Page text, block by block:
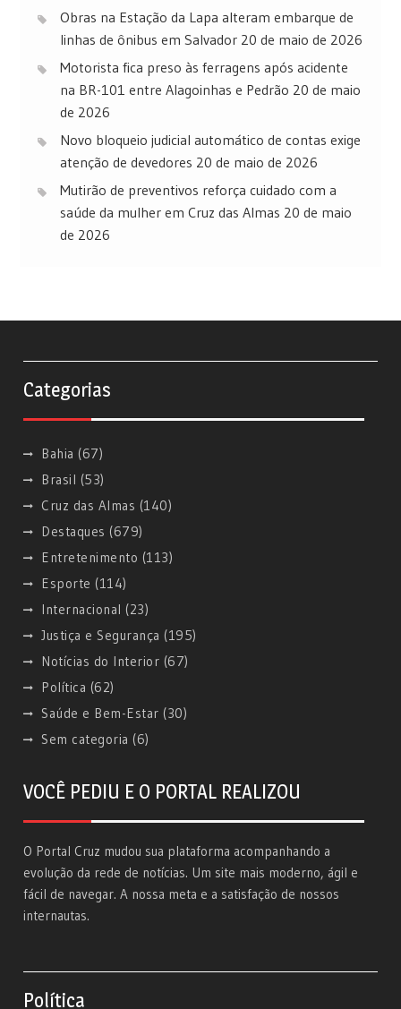
Obras na Estação da Lapa alteram embarque de
linhas de ônibus em Salvador 20 de maio de 2026
Motorista fica preso às ferragens após acidente
na BR-101 entre Alagoinhas e Pedrão 20 de maio
de 2026
Novo bloqueio judicial automático de contas exige
atenção de devedores 20 de maio de 2026
Mutirão de preventivos reforça cuidado com a
saúde da mulher em Cruz das Almas 20 de maio
de 2026
Categorias
Bahia (67)
Brasil (53)
Cruz das Almas (140)
Destaques (679)
Entretenimento (113)
Esporte (114)
Internacional (23)
Justiça e Segurança (195)
Notícias do Interior (67)
Política (62)
Saúde e Bem-Estar (30)
Sem categoria (6)
VOCÊ PEDIU E O PORTAL REALIZOU
O Portal Cruz mudou sua plataforma acompanhando a
evolução da rede de notícias. Um site mais moderno, ágil e
fácil de navegar. A nossa meta e a satisfação de nossos
internautas.
Política